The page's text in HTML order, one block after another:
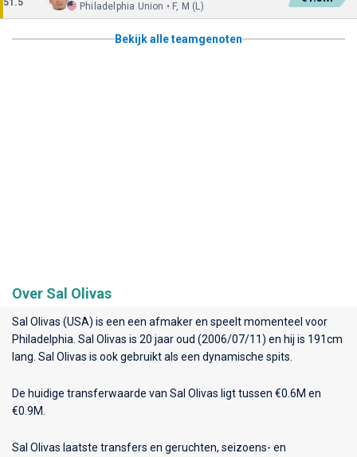
Philadelphia Union • F, M (L)
Bekijk alle teamgenoten
Over Sal Olivas
Sal Olivas (USA) is een een afmaker en speelt momenteel voor
Philadelphia . Sal Olivas is 20 jaar oud (2006/07/11) en hij is 191cm
lang. Sal Olivas is ook gebruikt als een dynamische spits.
De huidige transferwaarde van Sal Olivas ligt tussen €0.6M en
€0.9M.
Sal Olivas laatste transfers en geruchten, seizoens- en